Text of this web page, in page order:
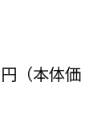
（本体価